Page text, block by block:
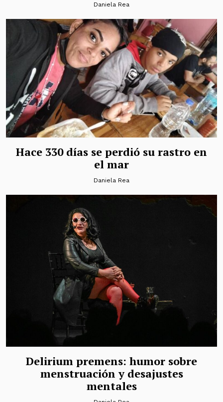
Daniela Rea
Hace 330 días se perdió su rastro en
el mar
Daniela Rea
Delirium premens: humor sobre
menstruación y desajustes
mentales